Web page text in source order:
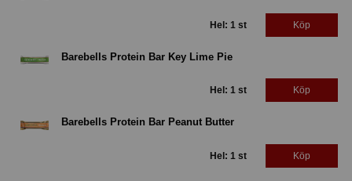
Hel: 1 st Köp
Barebells Protein Bar Key Lime Pie
Hel: 1 st Köp
Barebells Protein Bar Peanut Butter
Hel: 1 st Köp